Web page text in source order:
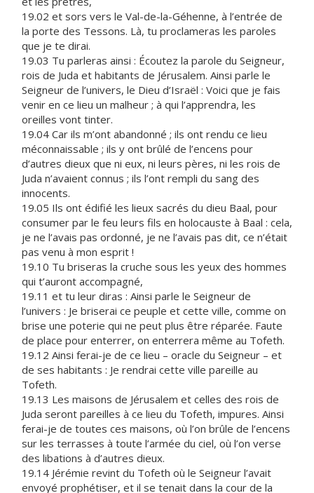
19.02 et sors vers le Val-de-la-Géhenne, à l’entrée de
la porte des Tessons. Là, tu proclameras les paroles
que je te dirai.
19.03 Tu parleras ainsi : Écoutez la parole du Seigneur,
rois de Juda et habitants de Jérusalem. Ainsi parle le
Seigneur de l’univers, le Dieu d’Israël : Voici que je fais
venir en ce lieu un malheur ; à qui l’apprendra, les
oreilles vont tinter.
19.04 Car ils m’ont abandonné ; ils ont rendu ce lieu
méconnaissable ; ils y ont brûlé de l’encens pour
d’autres dieux que ni eux, ni leurs pères, ni les rois de
Juda n’avaient connus ; ils l’ont rempli du sang des
innocents.
19.05 Ils ont édifié les lieux sacrés du dieu Baal, pour
consumer par le feu leurs fils en holocauste à Baal : cela,
je ne l’avais pas ordonné, je ne l’avais pas dit, ce n’était
pas venu à mon esprit !
19.10 Tu briseras la cruche sous les yeux des hommes
qui t’auront accompagné,
19.11 et tu leur diras : Ainsi parle le Seigneur de
l’univers : Je briserai ce peuple et cette ville, comme on
brise une poterie qui ne peut plus être réparée. Faute
de place pour enterrer, on enterrera même au Tofeth.
19.12 Ainsi ferai-je de ce lieu – oracle du Seigneur – et
de ses habitants : Je rendrai cette ville pareille au
Tofeth.
19.13 Les maisons de Jérusalem et celles des rois de
Juda seront pareilles à ce lieu du Tofeth, impures. Ainsi
ferai-je de toutes ces maisons, où l’on brûle de l’encens
sur les terrasses à toute l’armée du ciel, où l’on verse
des libations à d’autres dieux.
19.14 Jérémie revint du Tofeth où le Seigneur l’avait
envoyé prophétiser, et il se tenait dans la cour de la